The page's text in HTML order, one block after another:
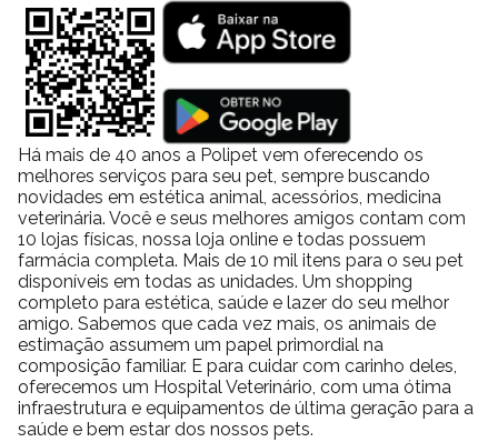
equilibrada.
É fácil de limpar no dia a dia?
Sim, a higienização é simples e prática.
Como escolher o tamanho ideal de casinha para pets
pequenos?
A escolha do tamanho adequado deve considerar o porte do
animal e seu comportamento. Pets menores tendem a se sentir
mais confortáveis em espaços proporcionais ao seu corpo.
Nesse contexto, a Casa Stone House N°1 se apresenta como
uma solução equilibrada, oferecendo proteção sem excesso de
espaço. Isso favorece o descanso e reduz estímulos externos.
Além disso, ao combinar a casinha comtapetes higiênicose
acessórios de conforto , o ambiente se torna ainda mais
funcional e acolhedor.
O que torna a Casa Stone House N°1 uma escolha
inteligente para o dia a dia?
Há mais de 40 anos a Polipet vem oferecendo os
melhores serviços para seu pet, sempre buscando
novidades em estética animal, acessórios, medicina
veterinária. Você e seus melhores amigos contam com
10 lojas físicas, nossa loja online e todas possuem
farmácia completa. Mais de 10 mil itens para o seu pet
disponíveis em todas as unidades. Um shopping
completo para estética, saúde e lazer do seu melhor
amigo. Sabemos que cada vez mais, os animais de
estimação assumem um papel primordial na
composição familiar. E para cuidar com carinho deles,
oferecemos um Hospital Veterinário, com uma ótima
infraestrutura e equipamentos de última geração para a
saúde e bem estar dos nossos pets.